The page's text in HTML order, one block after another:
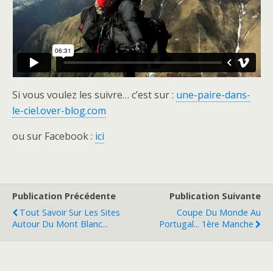
Si vous voulez les suivre… c’est sur : une-paire-dans-
le-ciel.over-blog.com
ou sur Facebook : ici
Publication Précédente
Tout Savoir Sur Les Sites
Autour Du Mont Blanc...
Publication Suivante
Coupe Du Monde Au
Portugal... 1ère Manche